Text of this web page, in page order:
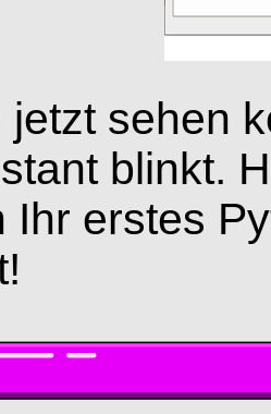
jetzt sehen
blinkt.
Ihr erstes